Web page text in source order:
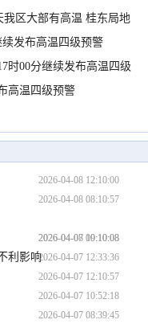
我区大部有高温 桂东局地
续发布高温四级预警
时00分继续发布高温四级
高温四级预警
2026-04-08 12:10:00
2026-04-08 08:10:57
2026-04-08 00:10:08
2026-04-07 19:10:08
利影响2026-04-07 12:33:36
2026-04-07 12:10:57
2026-04-07 10:52:18
2026-04-07 08:39:45